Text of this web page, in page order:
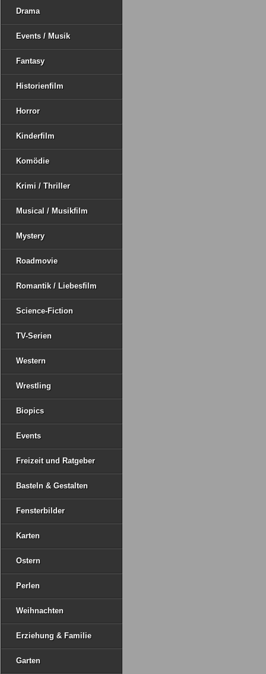
Drama
Events / Musik
Fantasy
Historienfilm
Horror
Kinderfilm
Komödie
Krimi / Thriller
Musical / Musikfilm
Mystery
Roadmovie
Romantik / Liebesfilm
Science-Fiction
TV-Serien
Western
Wrestling
Biopics
Events
Freizeit und Ratgeber
Basteln & Gestalten
Fensterbilder
Karten
Ostern
Perlen
Weihnachten
Erziehung & Familie
Garten